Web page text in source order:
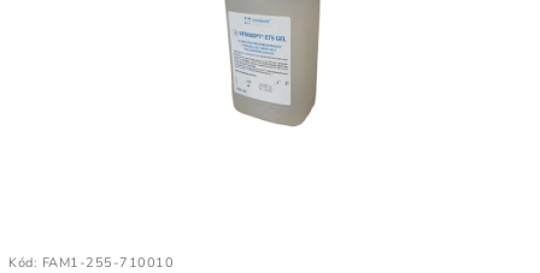
Kód: FAM1-255-710010